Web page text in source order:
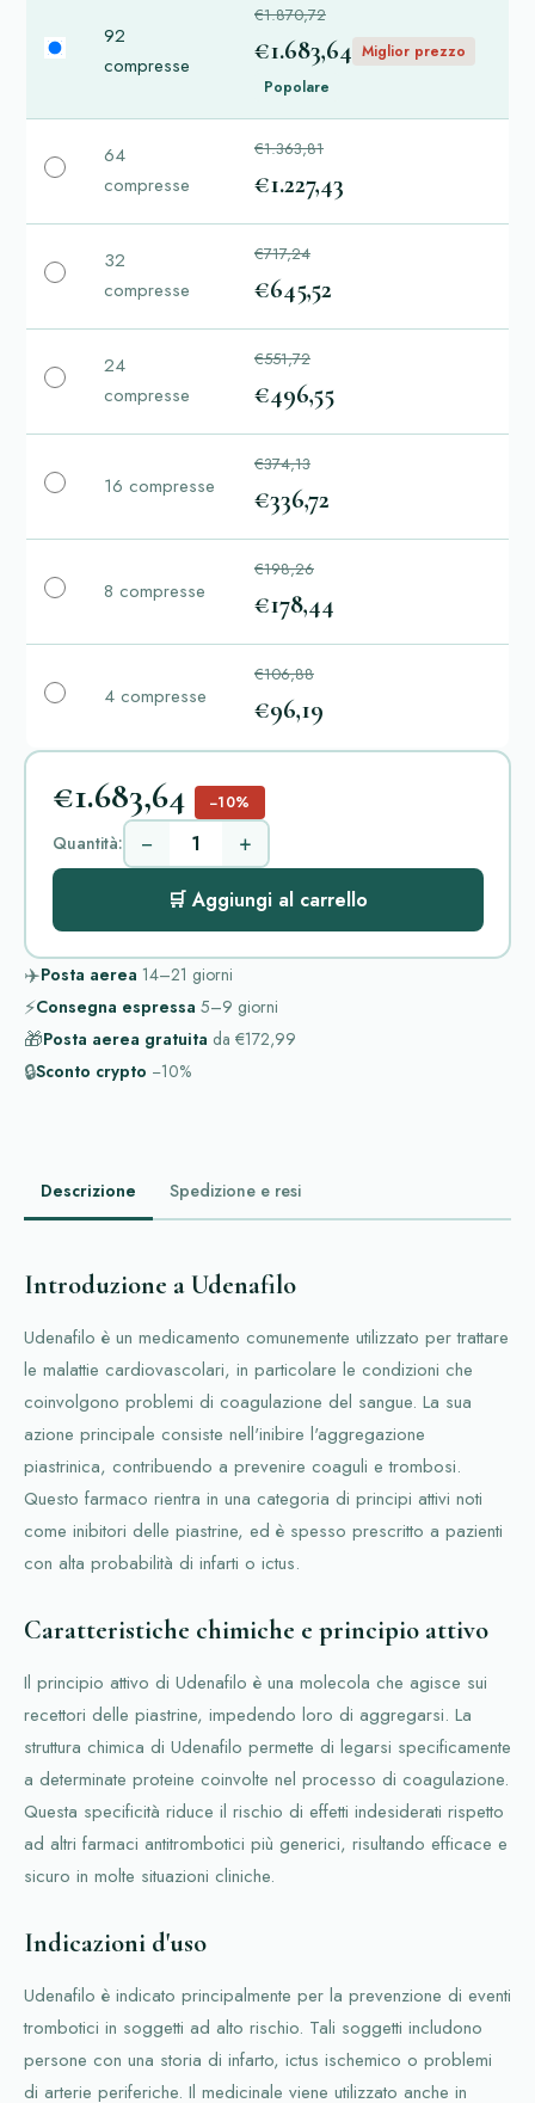
92
compresse
€1.870,72
€1.683,64 Miglior prezzo
Popolare
64
compresse
€1.363,81
€1.227,43
32
compresse
€717,24
€645,52
24
compresse
€551,72
€496,55
16 compresse
€374,13
€336,72
8 compresse
€198,26
€178,44
4 compresse
€106,88
€96,19
€1.683,64 −10%
Quantità: − +
🛒 Aggiungi al carrello
✈️Posta aerea 14–21 giorni
⚡Consegna espressa 5–9 giorni
🎁Posta aerea gratuita da €172,99
🔒Sconto crypto −10%
Descrizione Spedizione e resi
Introduzione a Udenafilo
Udenafilo è un medicamento comunemente utilizzato per trattare
le malattie cardiovascolari, in particolare le condizioni che
coinvolgono problemi di coagulazione del sangue. La sua
azione principale consiste nell'inibire l'aggregazione
piastrinica, contribuendo a prevenire coaguli e trombosi.
Questo farmaco rientra in una categoria di principi attivi noti
come inibitori delle piastrine, ed è spesso prescritto a pazienti
con alta probabilità di infarti o ictus.
Caratteristiche chimiche e principio attivo
Il principio attivo di Udenafilo è una molecola che agisce sui
recettori delle piastrine, impedendo loro di aggregarsi. La
struttura chimica di Udenafilo permette di legarsi specificamente
a determinate proteine coinvolte nel processo di coagulazione.
Questa specificità riduce il rischio di effetti indesiderati rispetto
ad altri farmaci antitrombotici più generici, risultando efficace e
sicuro in molte situazioni cliniche.
Indicazioni d'uso
Udenafilo è indicato principalmente per la prevenzione di eventi
trombotici in soggetti ad alto rischio. Tali soggetti includono
persone con una storia di infarto, ictus ischemico o problemi
di arterie periferiche. Il medicinale viene utilizzato anche in